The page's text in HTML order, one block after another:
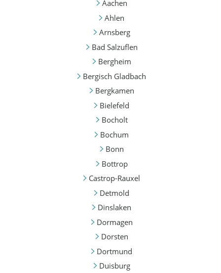
Aachen
Ahlen
Arnsberg
Bad Salzuflen
Bergheim
Bergisch Gladbach
Bergkamen
Bielefeld
Bocholt
Bochum
Bonn
Bottrop
Castrop-Rauxel
Detmold
Dinslaken
Dormagen
Dorsten
Dortmund
Duisburg